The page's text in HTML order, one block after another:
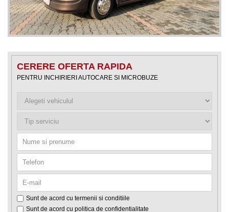
CERERE OFERTA RAPIDA
PENTRU INCHIRIERI AUTOCARE SI MICROBUZE
Sunt de acord cu termenii si conditiile
Sunt de acord cu politica de confidentialitate